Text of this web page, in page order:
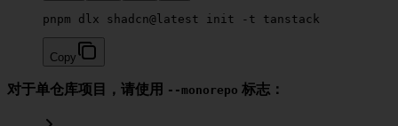
pnpm dlx shadcn@latest init -t tanstack
Copy
对于单仓库项目，请使用 --monorepo 标志：